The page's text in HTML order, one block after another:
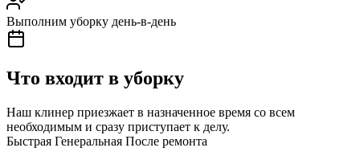
Выполним уборку день-в-день
Что входит в уборку
Наш клинер приезжает в назначенное время со всем
необходимым и сразу приступает к делу.
Быстрая Генеральная После ремонта